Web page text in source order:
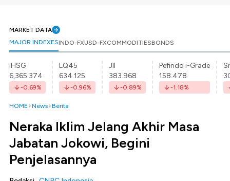
MARKET DATA
MAJOR INDEXESINDO-FXUSD-FXCOMMODITIESBONDS
IHSG
6,365.374
-0.69%
LQ45
634.125
-0.96%
JII
383.968
-0.89%
Pefindo i-Grade
158.478
-1.18%
HOME News Berita
Neraka Iklim Jelang Akhir Masa
Jabatan Jokowi, Begini
Penjelasannya